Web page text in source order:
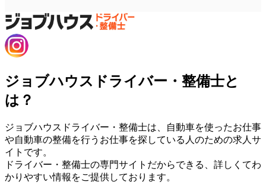
ジョブハウスドライバー・整備士と
は？
ジョブハウスドライバー・整備士は、自動車を使ったお仕事
や自動車の整備を行うお仕事を探している人のための求人サ
イトです。
ドライバー・整備士の専門サイトだからできる、詳しくてわ
かりやすい情報をご提供しております。